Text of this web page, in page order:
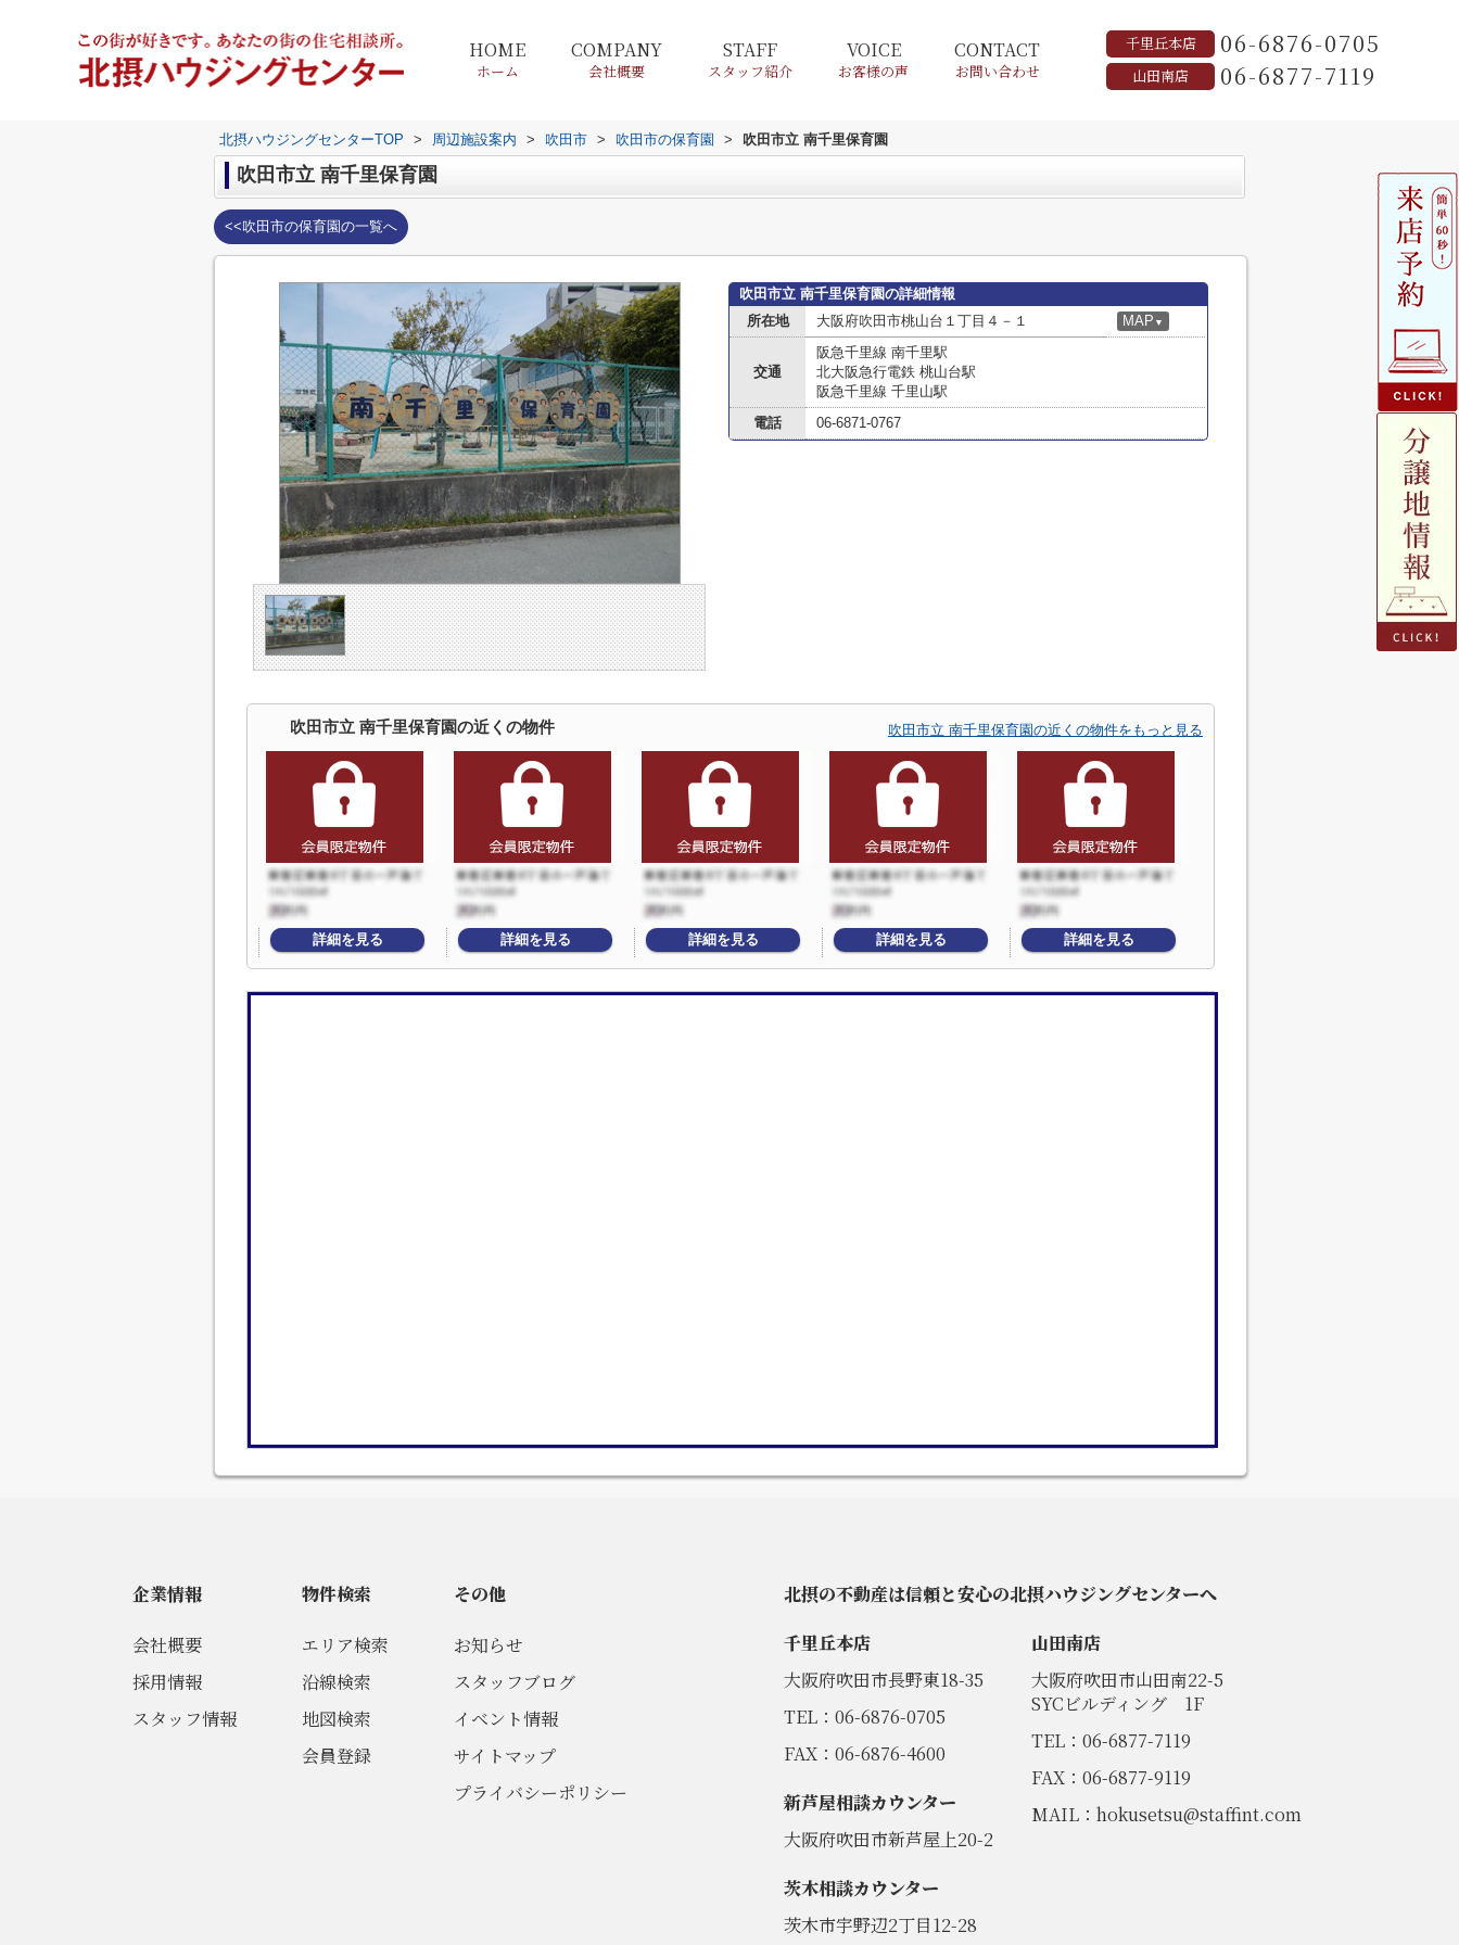
HOME
ホーム
COMPANY
会社概要
STAFF
スタッフ紹介
VOICE
お客様の声
CONTACT
お問い合わせ
千里丘本店 06-6876-0705
山田南店 06-6877-7119
北摂ハウジングセンターTOP > 周辺施設案内 > 吹田市 > 吹田市の保育園 > 吹田市立 南千里保育園
吹田市立 南千里保育園
<<吹田市の保育園の一覧へ
吹田市立 南千里保育園の詳細情報
所在地
大阪府吹田市桃山台１丁目４－１ MAP ▼
交通
阪急千里線 南千里駅
北大阪急行電鉄 桃山台駅
阪急千里線 千里山駅
電話
06-6871-0767
吹田市立 南千里保育園の近くの物件 吹田市立 南千里保育園の近くの物件をもっと見る
詳細を見る 詳細を見る 詳細を見る 詳細を見る 詳細を見る
企業情報
会社概要
採用情報
スタッフ情報
物件検索
エリア検索
沿線検索
地図検索
会員登録
その他
お知らせ
スタッフブログ
イベント情報
サイトマップ
プライバシーポリシー
北摂の不動産は信頼と安心の北摂ハウジングセンターへ
千里丘本店
大阪府吹田市長野東18-35
TEL：06-6876-0705
FAX：06-6876-4600
新芦屋相談カウンター
大阪府吹田市新芦屋上20-2
茨木相談カウンター
茨木市宇野辺2丁目12-28
山田南店
大阪府吹田市山田南22-5
SYCビルディング 1F
TEL：06-6877-7119
FAX：06-6877-9119
MAIL： hokusetsu@staffint.com